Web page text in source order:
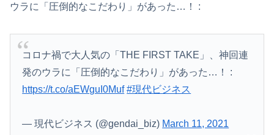
彼女と同棲初めたら家に物が5倍くらい増えてストレスヤバい。3LDKで余裕だろと思ってたけど全部埋めやがった
ウラに「圧倒的なこだわり」があった…！ :
コロナ禍で大人気の「THE FIRST TAKE」、神回連
発のウラに「圧倒的なこだわり」があった…！ :
https://t.co/aEWguI0Muf #現代ビジネス
— 現代ビジネス (@gendai_biz) March 11, 2021